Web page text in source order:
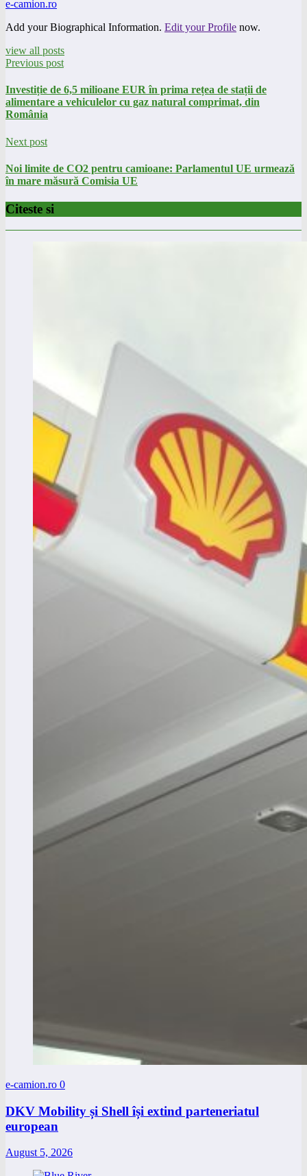
e-camion.ro
Add your Biographical Information. Edit your Profile now.
view all posts
Previous post
Investiție de 6,5 milioane EUR în prima rețea de stații de
alimentare a vehiculelor cu gaz natural comprimat, din
România
Next post
Noi limite de CO2 pentru camioane: Parlamentul UE urmează
în mare măsură Comisia UE
Citeste si
e-camion.ro 0
DKV Mobility și Shell își extind parteneriatul
european
August 5, 2026